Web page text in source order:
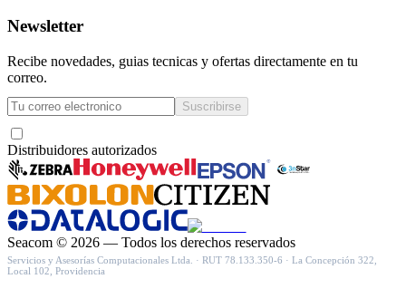
Newsletter
Recibe novedades, guias tecnicas y ofertas directamente en tu
correo.
Suscribirse
Distribuidores autorizados
Seacom © 2026 — Todos los derechos reservados
Servicios y Asesorías Computacionales Ltda. · RUT 78.133.350-6 · La Concepción 322,
Local 102, Providencia